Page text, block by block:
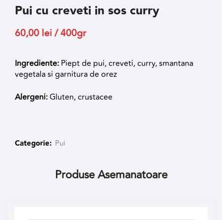
Pui cu creveti in sos curry
60,00 lei / 400gr
Ingrediente: Piept de pui, creveti, curry, smantana
vegetala si garnitura de orez
Alergeni:Gluten, crustacee
Categorie: Pui
Produse Asemanatoare